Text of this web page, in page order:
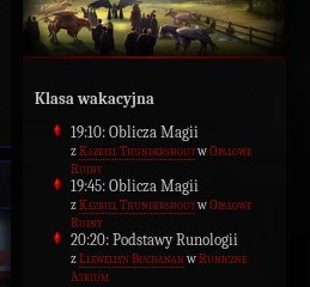
Klasa wakacyjna
19:10: Oblicza Magii
zKazbiel ThundershoutwOpalowe
Ruiny
19:45: Oblicza Magii
zKazbiel ThundershoutwOpalowe
Ruiny
20:20: Podstawy Runologii
zLlewellyn Buchanan wRuniczne
Atrium